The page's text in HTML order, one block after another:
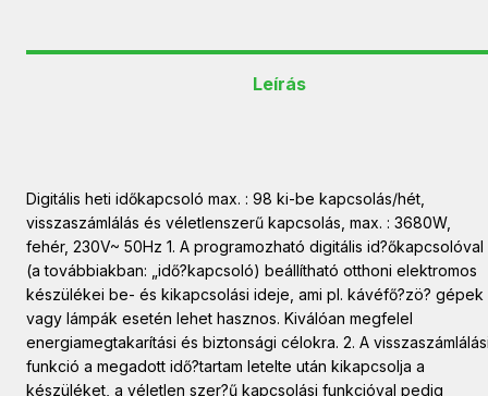
Leírás
Digitális heti időkapcsoló max. : 98 ki-be kapcsolás/hét,
visszaszámlálás és véletlenszerű kapcsolás, max. : 3680W,
fehér, 230V~ 50Hz 1. A programozható digitális id?őkapcsolóval
(a továbbiakban: „idő?kapcsoló) beállítható otthoni elektromos
készülékei be- és kikapcsolási ideje, ami pl. kávéfő?zö? gépek
vagy lámpák esetén lehet hasznos. Kiválóan megfelel
energiamegtakarítási és biztonsági célokra. 2. A
funkció a megadott idő?tartam letelte után kikapcsolja a
készüléket, a véletlen szer?ű kapcsolási funkcióval pedig